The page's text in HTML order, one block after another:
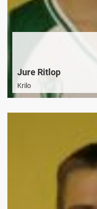
Jure Ritlop
Krilo